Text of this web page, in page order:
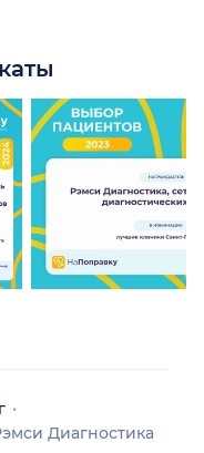
Диагностика